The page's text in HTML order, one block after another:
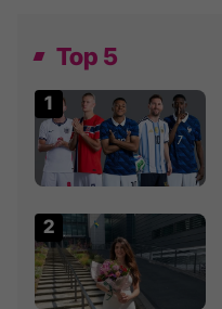
Top 5